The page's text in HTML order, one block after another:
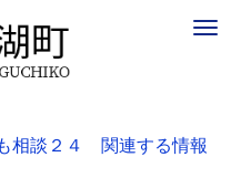
相談２４ 関連する情報